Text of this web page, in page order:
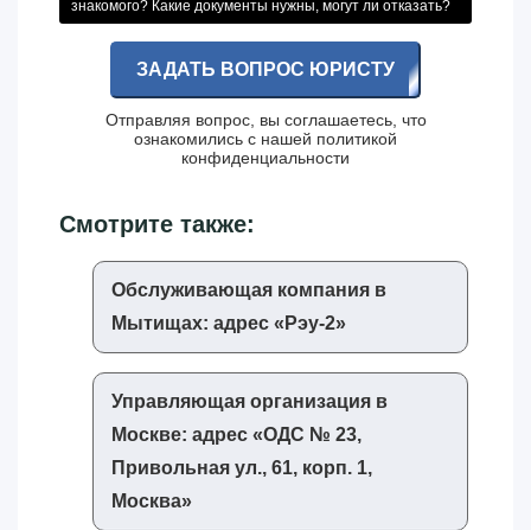
знакомого? Какие документы нужны, могут ли отказать?
ЗАДАТЬ ВОПРОС ЮРИСТУ
Отправляя вопрос, вы соглашаетесь, что
ознакомились с нашей политикой
конфиденциальности
Смотрите также:
Обслуживающая компания в
Мытищах: адрес «‎Рэу-2»‎
Управляющая организация в
Москве: адрес «‎ОДС № 23,
Привольная ул., 61, корп. 1,
Москва»‎